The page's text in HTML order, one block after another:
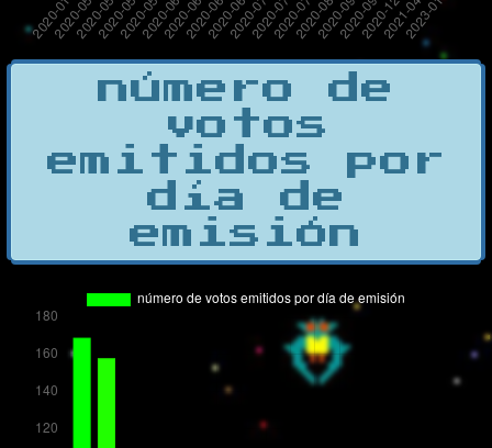
número de
votos
emitidos por
día de
emisión